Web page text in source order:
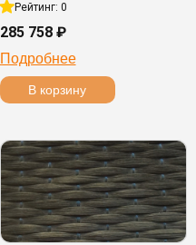
Рейтинг: 0
285 758 ₽
Подробнее
В корзину